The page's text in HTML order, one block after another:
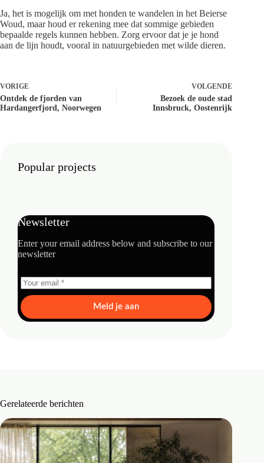
Ja, het is mogelijk om met honden te wandelen in het Beierse
Woud, maar houd er rekening mee dat sommige gebieden
bepaalde regels kunnen hebben. Zorg ervoor dat je je hond
aan de lijn houdt, vooral in natuurgebieden met wilde dieren.
VORIGE
Ontdek de fjorden van
Hardangerfjord, Noorwegen
VOLGENDE
Bezoek de oude stad
Innsbruck, Oostenrijk
Popular projects
Newsletter
Enter your email address below and subscribe to our
newsletter
Meld je aan
Gerelateerde berichten